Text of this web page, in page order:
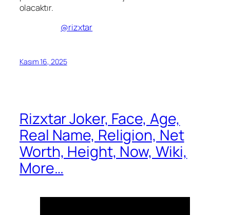
olacaktır.
@rizxtar
Kasım 16, 2025
Rizxtar Joker, Face, Age,
Real Name, Religion, Net
Worth, Height, Now, Wiki,
More…